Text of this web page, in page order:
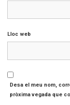
Lloc web
Desa el meu nom,
pròxima vegada que